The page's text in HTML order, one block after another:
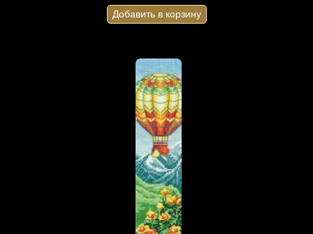
Добавить в корзину